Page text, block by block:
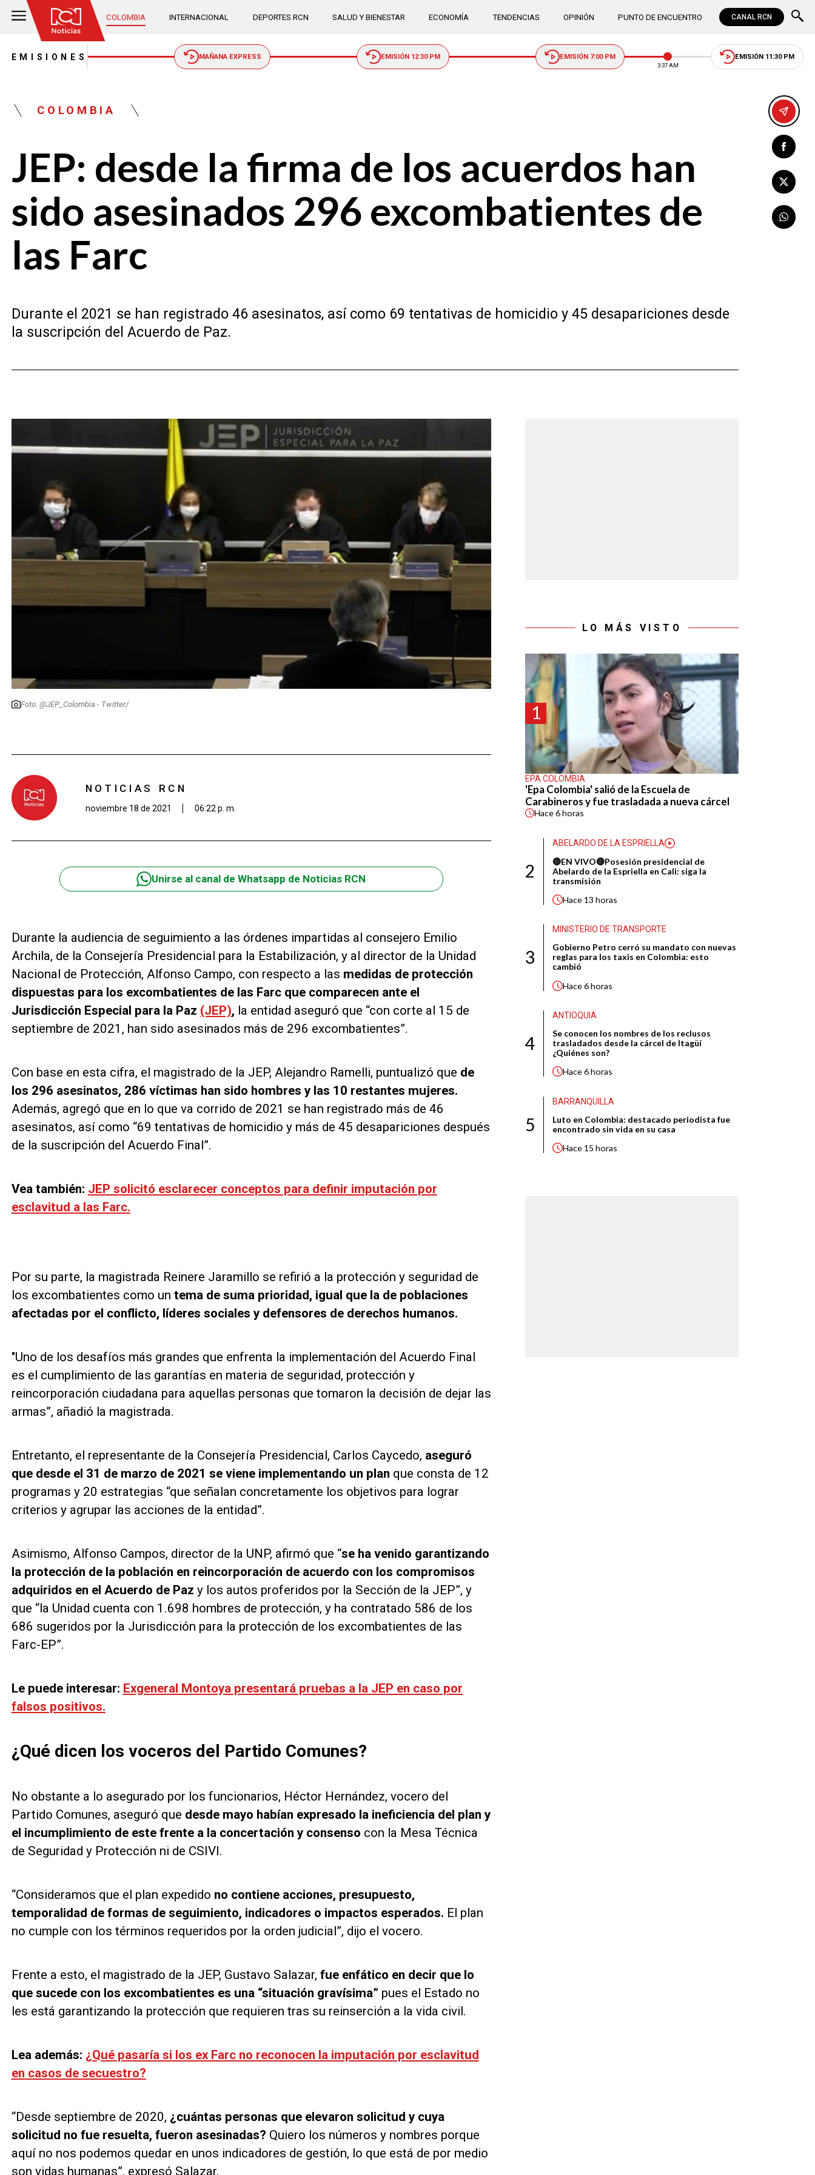
COLOMBIA INTERNACIONAL DEPORTES RCN SALUD Y BIENESTAR ECONOMÍA TENDENCIAS OPINIÓN PUNTO DE ENCUENTRO CANAL RCN
EMISIONES MAÑANA EXPRESS EMISIÓN 12:30 PM EMISIÓN 7:00 PM
3:37 AM
EMISIÓN 11:30 PM
COLOMBIA
JEP: desde la firma de los acuerdos han
sido asesinados 296 excombatientes de
las Farc
Durante el 2021 se han registrado 46 asesinatos, así como 69 tentativas de homicidio y 45 desapariciones desde
la suscripción del Acuerdo de Paz.
Foto: @JEP_Colombia - Twitter/
NOTICIAS RCN
noviembre 18 de 2021 06:22 p. m.
Unirse al canal de Whatsapp de Noticias RCN
Durante la audiencia de seguimiento a las órdenes impartidas al consejero Emilio
Archila, de la Consejería Presidencial para la Estabilización, y al director de la Unidad
Nacional de Protección, Alfonso Campo, con respecto a las medidas de protección
dispuestas para los excombatientes de las Farc que comparecen ante el
Jurisdicción Especial para la Paz (JEP), la entidad aseguró que “con corte al 15 de
septiembre de 2021, han sido asesinados más de 296 excombatientes”.
Con base en esta cifra, el magistrado de la JEP, Alejandro Ramelli, puntualizó que de
los 296 asesinatos, 286 víctimas han sido hombres y las 10 restantes mujeres.
Además, agregó que en lo que va corrido de 2021 se han registrado más de 46
asesinatos, así como “69 tentativas de homicidio y más de 45 desapariciones después
de la suscripción del Acuerdo Final”.
Vea también: JEP solicitó esclarecer conceptos para definir imputación por
esclavitud a las Farc.
Por su parte, la magistrada Reinere Jaramillo se refirió a la protección y seguridad de
los excombatientes como un tema de suma prioridad, igual que la de poblaciones
afectadas por el conflicto, líderes sociales y defensores de derechos humanos.
"Uno de los desafíos más grandes que enfrenta la implementación del Acuerdo Final
es el cumplimiento de las garantías en materia de seguridad, protección y
reincorporación ciudadana para aquellas personas que tomaron la decisión de dejar las
armas”, añadió la magistrada.
Entretanto, el representante de la Consejería Presidencial, Carlos Caycedo, aseguró
que desde el 31 de marzo de 2021 se viene implementando un plan que consta de 12
programas y 20 estrategias “que señalan concretamente los objetivos para lograr
criterios y agrupar las acciones de la entidad”.
Asimismo, Alfonso Campos, director de la UNP, afirmó que “se ha venido garantizando
la protección de la población en reincorporación de acuerdo con los compromisos
adquiridos en el Acuerdo de Paz y los autos proferidos por la Sección de la JEP”, y
que “la Unidad cuenta con 1.698 hombres de protección, y ha contratado 586 de los
686 sugeridos por la Jurisdicción para la protección de los excombatientes de las
Farc-EP”.
Le puede interesar: Exgeneral Montoya presentará pruebas a la JEP en caso por
falsos positivos.
¿Qué dicen los voceros del Partido Comunes?
No obstante a lo asegurado por los funcionarios, Héctor Hernández, vocero del
Partido Comunes, aseguró que desde mayo habían expresado la ineficiencia del plan y
el incumplimiento de este frente a la concertación y consenso con la Mesa Técnica
de Seguridad y Protección ni de CSIVI.
“Consideramos que el plan expedido no contiene acciones, presupuesto,
temporalidad de formas de seguimiento, indicadores o impactos esperados. El plan
no cumple con los términos requeridos por la orden judicial”, dijo el vocero.
Frente a esto, el magistrado de la JEP, Gustavo Salazar, fue enfático en decir que lo
que sucede con los excombatientes es una “situación gravísima” pues el Estado no
les está garantizando la protección que requieren tras su reinserción a la vida civil.
Lea además: ¿Qué pasaría si los ex Farc no reconocen la imputación por esclavitud
en casos de secuestro?
“Desde septiembre de 2020, ¿cuántas personas que elevaron solicitud y cuya
solicitud no fue resuelta, fueron asesinadas? Quiero los números y nombres porque
aquí no nos podemos quedar en unos indicadores de gestión, lo que está de por medio
son vidas humanas”, expresó Salazar.
LO MÁS VISTO
1
EPA COLOMBIA
'Epa Colombia' salió de la Escuela de
Carabineros y fue trasladada a nueva cárcel
Hace6 horas
2
ABELARDO DE LA ESPRIELLA
🔴EN VIVO🔴Posesión presidencial de
Abelardo de la Espriella en Cali: siga la
transmisión
Hace 13 horas
3
MINISTERIO DE TRANSPORTE
Gobierno Petro cerró su mandato con nuevas
reglas para los taxis en Colombia: esto
cambió
Hace6 horas
4
ANTIOQUIA
Se conocen los nombres de los reclusos
trasladados desde la cárcel de Itagüí
¿Quiénes son?
Hace6 horas
5
BARRANQUILLA
Luto en Colombia: destacado periodista fue
encontrado sin vida en su casa
Hace 15 horas